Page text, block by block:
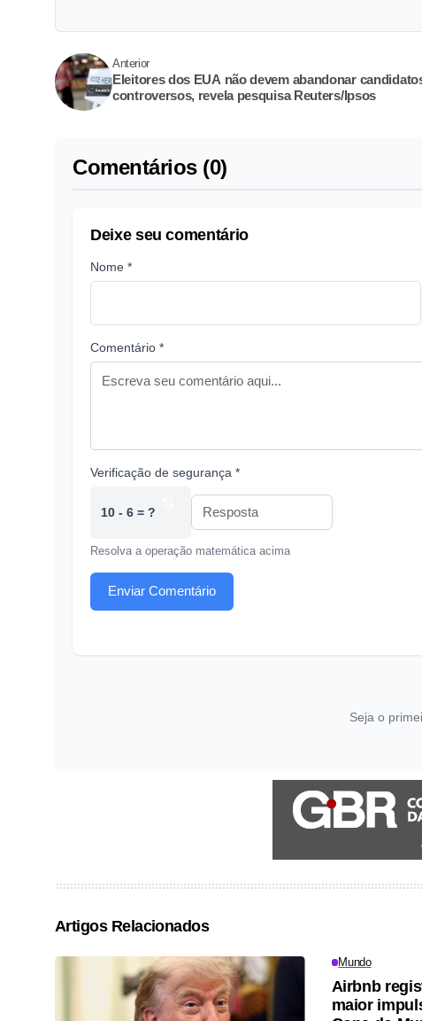
Anterior
Eleitores dos EUA não devem abandonar
controversos, revela pesquisa Reuters/Ipsos
Comentários (0)
Deixe seu comentário
Nome *
Comentário *
Verificação de segurança *
10 - 6 = ?
Resolva a operação matemática acima
Enviar Comentário
Seja o
Artigos Relacionados
Mundo
Airbnb
maior